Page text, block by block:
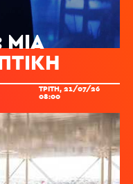
ΤΡΊΤΗ, 21/07/26
08:00